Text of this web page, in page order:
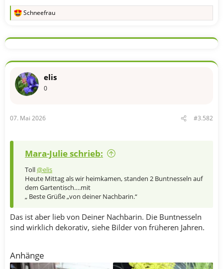
R
k
o
e
n
Schneefrau
elis
0
07. Mai 2026 #3.582
Mara-Julie schrieb:
Toll@elis
Heute Mittag als wir heimkamen, standen 2 Buntnesseln auf
dem Gartentisch….mit
„ Beste Grüße „von deiner Nachbarin.“
Das ist aber lieb von Deiner Nachbarin. Die Buntnesseln
sind wirklich dekorativ, siehe Bilder von früheren Jahren.
Anhänge